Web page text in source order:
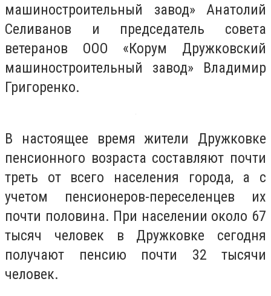
машиностроительный завод» Анатолий
Селиванов и председатель совета
ветеранов ООО «Корум Дружковский
машиностроительный завод» Владимир
Григоренко.
В настоящее время жители Дружковке
пенсионного возраста составляют почти
треть от всего населения города, а с
учетом пенсионеров-переселенцев их
почти половина. При населении около 67
тысяч человек в Дружковке сегодня
получают пенсию почти 32 тысячи
человек.